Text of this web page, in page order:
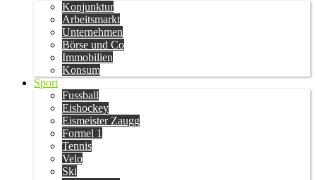
Konjunktur
Arbeitsmarkt
Unternehmen
Börse und Co
Immobilien
Konsum
Sport
Fussball
Eishockey
Eismeister Zaugg
Formel 1
Tennis
Velo
Ski